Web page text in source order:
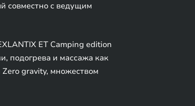
совместно с ведущим
ET Camping edition
подогрева и массажа как
gravity, множеством